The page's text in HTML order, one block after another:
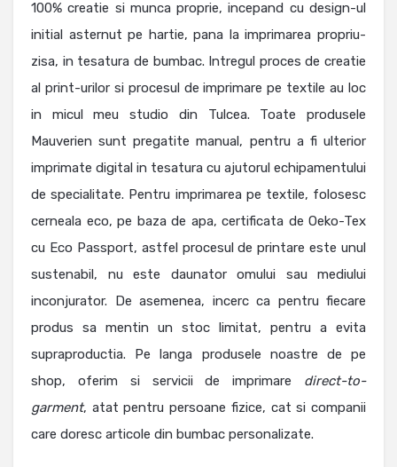
100% creatie si munca proprie, incepand cu design-ul
initial asternut pe hartie, pana la imprimarea propriu-
zisa, in tesatura de bumbac. Intregul proces de creatie
al print-urilor si procesul de imprimare pe textile au loc
in micul meu studio din Tulcea. Toate produsele
Mauverien sunt pregatite manual, pentru a fi ulterior
imprimate digital in tesatura cu ajutorul echipamentului
de specialitate. Pentru imprimarea pe textile, folosesc
cerneala eco, pe baza de apa, certificata de Oeko-Tex
cu Eco Passport, astfel procesul de printare este unul
sustenabil, nu este daunator omului sau mediului
inconjurator. De asemenea, incerc ca pentru fiecare
produs sa mentin un stoc limitat, pentru a evita
supraproductia. Pe langa produsele noastre de pe
shop, oferim si servicii de imprimare direct-to-
garment, atat pentru persoane fizice, cat si companii
care doresc articole din bumbac personalizate.